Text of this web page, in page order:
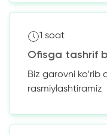
1 soat
Ofisga tashrif
Biz garovni
rasmiylashtiramiz